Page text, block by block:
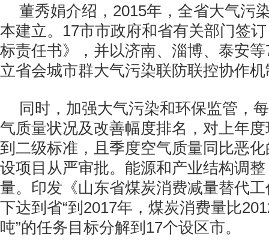
董秀娟介绍， 2015年，全省大气污
本建立。 17市市政府和省有关部门签
标责任书》，并以济南、淄博、泰安等
立省会城市群大气污染联防联控协作
同时，加强大气污染和环保监管，
气质量状况及改善幅度排名，对上年
到二级标准，且季度空气质量同比恶
设项目从严审批。能源和产业结构调
量。印发《山东省煤炭消费减量替代
下达到省“到 2017年，煤炭消费量比
吨”的任务目标分解到 17个设区市。